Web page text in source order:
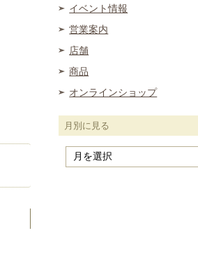
イベント情報
営業案内
店舗
商品
オンラインショップ
月別に見る
月
別